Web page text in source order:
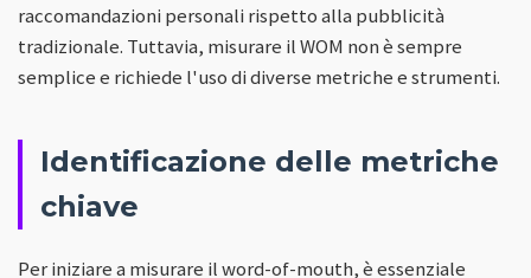
raccomandazioni personali rispetto alla pubblicità
tradizionale. Tuttavia, misurare il WOM non è sempre
semplice e richiede l'uso di diverse metriche e strumenti.
Identificazione delle metriche
chiave
Per iniziare a misurare il word-of-mouth, è essenziale